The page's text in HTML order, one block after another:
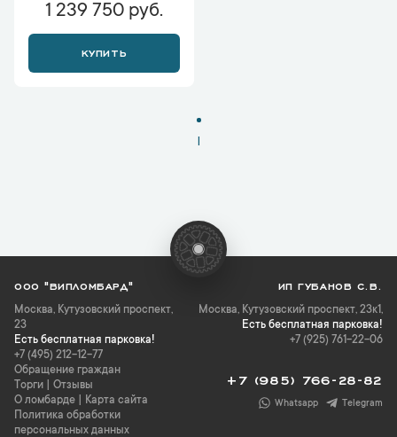
1 239 750 руб.
КУПИТЬ
1
ООО "ВИПЛОМБАРД"
Москва, Кутузовский проспект,
23
Есть бесплатная парковка!
+7 (495) 212-12-77
Обращение граждан
Торги
Отзывы
О ломбарде
Карта сайта
Политика обработки
персональных данных
ИП ГУБАНОВ С.В.
Москва, Кутузовский проспект, 23к1,
Есть бесплатная парковка!
+7 (925) 761-22-06
+7 (985) 766-28-82
Whatsapp Telegram